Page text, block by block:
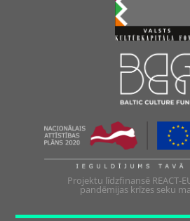
Projektu līdzfinansē REACT-
pandēmijas krīzes seku